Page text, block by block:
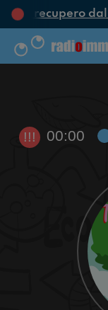
e recupero
!!! 00:00